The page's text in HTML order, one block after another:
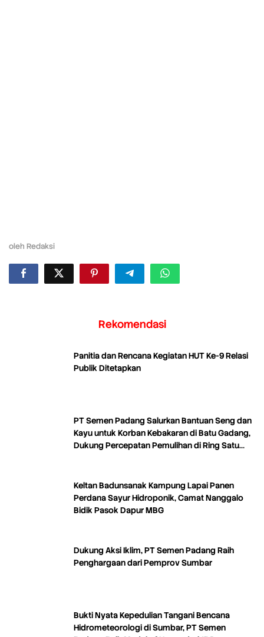
oleh Redaksi
Rekomendasi
Panitia dan Rencana Kegiatan HUT Ke-9 Relasi
Publik Ditetapkan
PT Semen Padang Salurkan Bantuan Seng dan
Kayu untuk Korban Kebakaran di Batu Gadang,
Dukung Percepatan Pemulihan di Ring Satu
Keltan Badunsanak Kampung Lapai Panen
Perdana Sayur Hidroponik, Camat Nanggalo
Bidik Pasok Dapur MBG
Dukung Aksi Iklim, PT Semen Padang Raih
Penghargaan dari Pemprov Sumbar
Bukti Nyata Kepedulian Tangani Bencana
Hidrometeorologi di Sumbar, PT Semen